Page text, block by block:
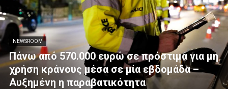
NEWSROOM
Πάνω από 570.000 ευρώ σε πρόστιμα για μη
χρήση κράνους μέσα σε μία εβδομάδα –
Αυξημένη η παραβατικότητα